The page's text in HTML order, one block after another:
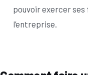
pouvoir exercer
l’entreprise.